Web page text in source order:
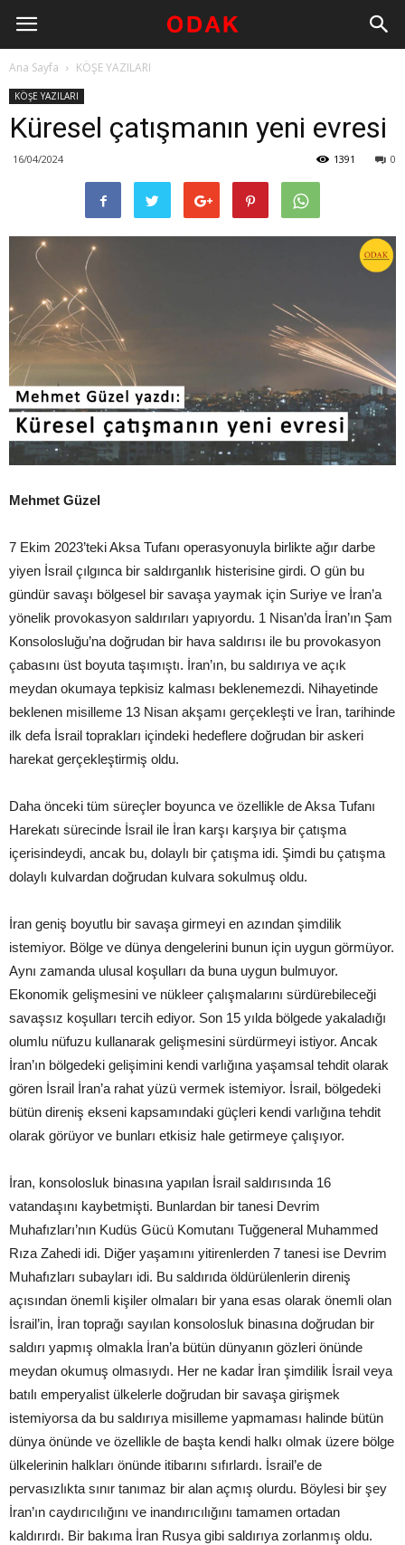
Ana Sayfa KÖŞE YAZILARI
KÖŞE YAZILARI
Küresel çatışmanın yeni evresi
16/04/2024 0
1391
Mehmet Güzel
7 Ekim 2023’teki Aksa Tufanı operasyonuyla birlikte ağır darbe
yiyen İsrail çılgınca bir saldırganlık histerisine girdi. O gün bu
gündür savaşı bölgesel bir savaşa yaymak için Suriye ve İran’a
yönelik provokasyon saldırıları yapıyordu. 1 Nisan’da İran’ın Şam
Konsolosluğu’na doğrudan bir hava saldırısı ile bu provokasyon
çabasını üst boyuta taşımıştı. İran’ın, bu saldırıya ve açık
meydan okumaya tepkisiz kalması beklenemezdi. Nihayetinde
beklenen misilleme 13 Nisan akşamı gerçekleşti ve İran, tarihinde
ilk defa İsrail toprakları içindeki hedeflere doğrudan bir askeri
harekat gerçekleştirmiş oldu.
Daha önceki tüm süreçler boyunca ve özellikle de Aksa Tufanı
Harekatı sürecinde İsrail ile İran karşı karşıya bir çatışma
içerisindeydi, ancak bu, dolaylı bir çatışma idi. Şimdi bu çatışma
dolaylı kulvardan doğrudan kulvara sokulmuş oldu.
İran geniş boyutlu bir savaşa girmeyi en azından şimdilik
istemiyor. Bölge ve dünya dengelerini bunun için uygun görmüyor.
Aynı zamanda ulusal koşulları da buna uygun bulmuyor.
Ekonomik gelişmesini ve nükleer çalışmalarını sürdürebileceği
savaşsız koşulları tercih ediyor. Son 15 yılda bölgede yakaladığı
olumlu nüfuzu kullanarak gelişmesini sürdürmeyi istiyor. Ancak
İran’ın bölgedeki gelişimini kendi varlığına yaşamsal tehdit olarak
gören İsrail İran’a rahat yüzü vermek istemiyor. İsrail, bölgedeki
bütün direniş ekseni kapsamındaki güçleri kendi varlığına tehdit
olarak görüyor ve bunları etkisiz hale getirmeye çalışıyor.
İran, konsolosluk binasına yapılan İsrail saldırısında 16
vatandaşını kaybetmişti. Bunlardan bir tanesi Devrim
Muhafızları’nın Kudüs Gücü Komutanı Tuğgeneral Muhammed
Rıza Zahedi idi. Diğer yaşamını yitirenlerden 7 tanesi ise Devrim
Muhafızları subayları idi. Bu saldırıda öldürülenlerin direniş
açısından önemli kişiler olmaları bir yana esas olarak önemli olan
İsrail’in, İran toprağı sayılan konsolosluk binasına doğrudan bir
saldırı yapmış olmakla İran’a bütün dünyanın gözleri önünde
meydan okumuş olmasıydı. Her ne kadar İran şimdilik İsrail veya
batılı emperyalist ülkelerle doğrudan bir savaşa girişmek
istemiyorsa da bu saldırıya misilleme yapmaması halinde bütün
dünya önünde ve özellikle de başta kendi halkı olmak üzere bölge
ülkelerinin halkları önünde itibarını sıfırlardı. İsrail’e de
pervasızlıkta sınır tanımaz bir alan açmış olurdu. Böylesi bir şey
İran’ın caydırıcılığını ve inandırıcılığını tamamen ortadan
kaldırırdı. Bir bakıma İran Rusya gibi saldırıya zorlanmış oldu.